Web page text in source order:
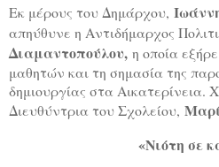
Εκ μέρους του Δημάρχου,
απηύθυνε η Αντιδήμαρχος
Διαμαντοπούλου, η οποία
μαθητών και τη σημασία της
δημιουργίας στα Αικατερίνεια.
Διευθύντρια του Σχολείου,
«Νιότη σε